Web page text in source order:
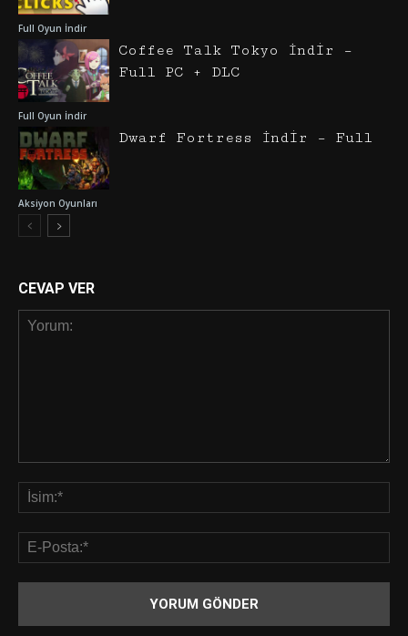
Full Oyun İndir
Full Oyun İndir
Coffee Talk Tokyo İndir –
Full PC + DLC
Aksiyon Oyunları
Dwarf Fortress İndir – Full
CEVAP VER